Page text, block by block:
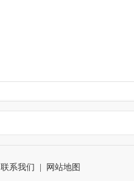
联系我们 网站地图